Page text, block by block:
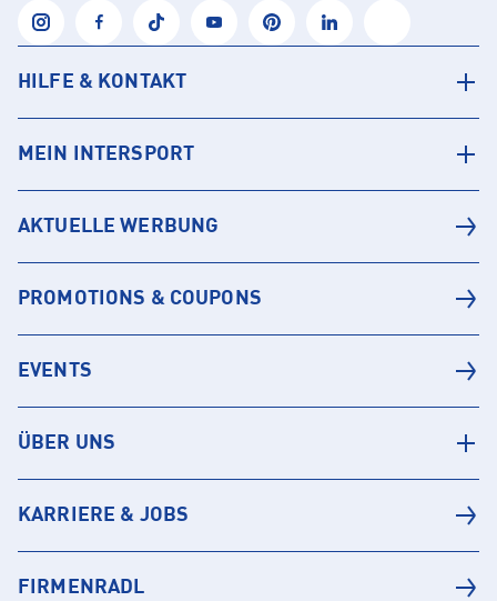
HILFE & KONTAKT
MEIN INTERSPORT
AKTUELLE WERBUNG
PROMOTIONS & COUPONS
EVENTS
ÜBER UNS
KARRIERE & JOBS
FIRMENRADL